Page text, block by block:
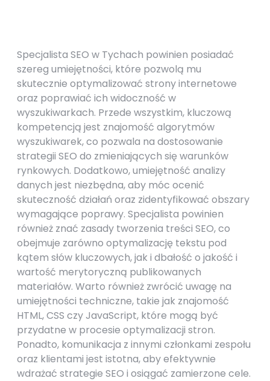
Specjalista SEO w Tychach powinien posiadać
szereg umiejętności, które pozwolą mu
skutecznie optymalizować strony internetowe
oraz poprawiać ich widoczność w
wyszukiwarkach. Przede wszystkim, kluczową
kompetencją jest znajomość algorytmów
wyszukiwarek, co pozwala na dostosowanie
strategii SEO do zmieniających się warunków
rynkowych. Dodatkowo, umiejętność analizy
danych jest niezbędna, aby móc ocenić
skuteczność działań oraz zidentyfikować obszary
wymagające poprawy. Specjalista powinien
również znać zasady tworzenia treści SEO, co
obejmuje zarówno optymalizację tekstu pod
kątem słów kluczowych, jak i dbałość o jakość i
wartość merytoryczną publikowanych
materiałów. Warto również zwrócić uwagę na
umiejętności techniczne, takie jak znajomość
HTML, CSS czy JavaScript, które mogą być
przydatne w procesie optymalizacji stron.
Ponadto, komunikacja z innymi członkami zespołu
oraz klientami jest istotna, aby efektywnie
wdrażać strategie SEO i osiągać zamierzone cele.